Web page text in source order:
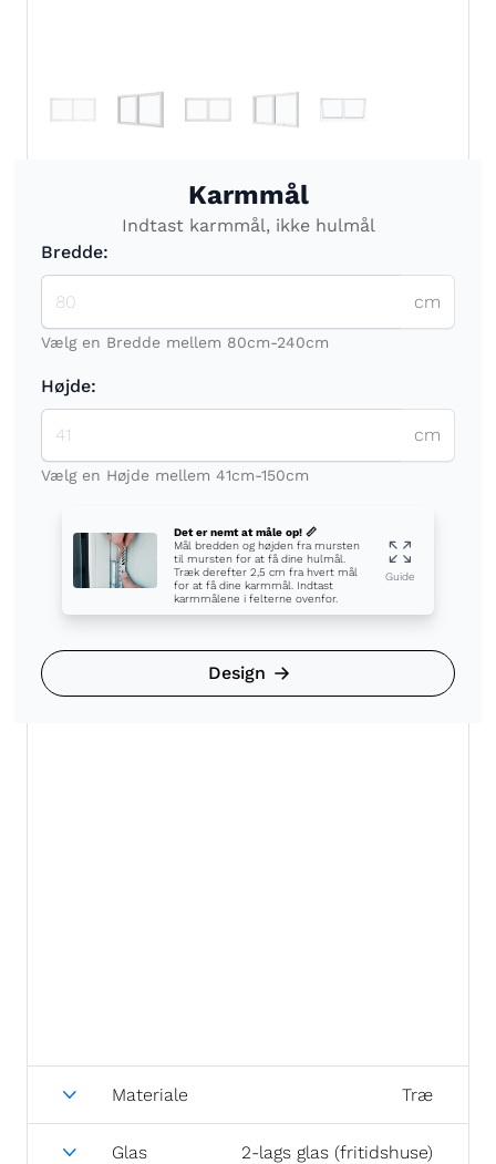
Karmmål
Indtast karmmål, ikke hulmål
Bredde:
cm
Vælg en Bredde mellem 80cm-240cm
Højde:
cm
Vælg en Højde mellem 41cm-150cm
Det er nemt at måle op! 📏
Mål bredden og højden fra mursten
til mursten for at få dine hulmål.
Træk derefter 2,5 cm fra hvert mål
for at få dine karmmål. Indtast
karmmålene i felterne ovenfor.
Guide
Design
Materiale Træ
Glas 2-lags glas (fritidshuse)